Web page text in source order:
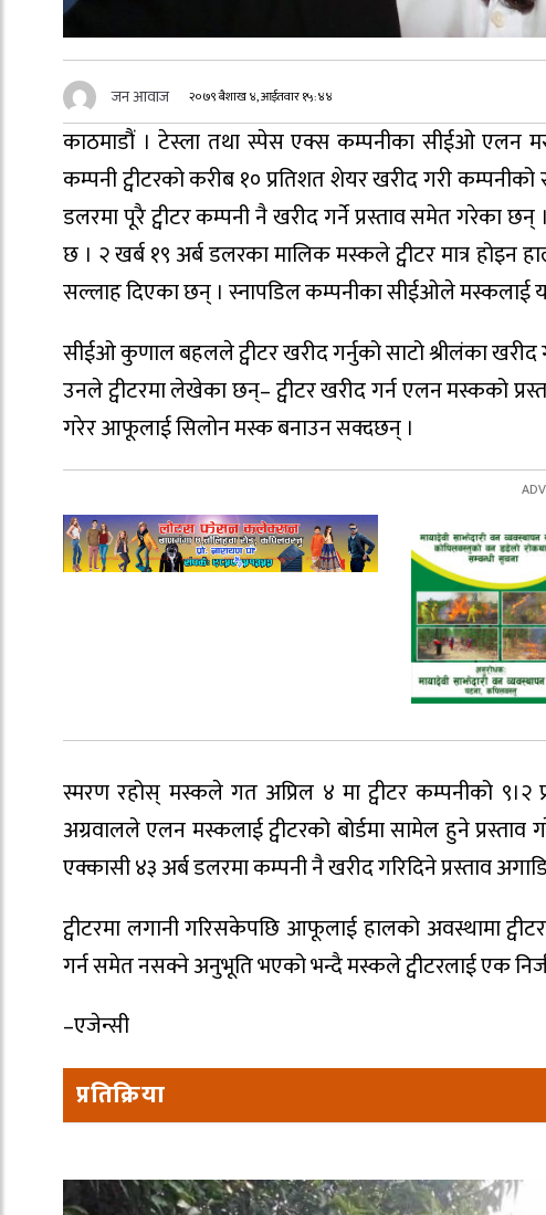
जन आवाज २०७९ बैशाख ४, आईतवार १५:४४
काठमाडौं । टेस्ला तथा स्पेस एक्स कम्पनीका सीईओ एलन
कम्पनी ट्वीटरको करीब १० प्रतिशत शेयर खरीद गरी
डलरमा पूरै ट्वीटर कम्पनी नै खरीद गर्ने प्रस्ताव समेत गरेका
छ । २ खर्ब १९ अर्ब डलरका मालिक मस्कले ट्वीटर मात्र
सल्लाह दिएका छन् । स्नापडिल कम्पनीका सीईओले मस्कलाई
सीईओ कुणाल बहलले ट्वीटर खरीद गर्नुको साटो श्रीलंका
उनले ट्वीटरमा लेखेका छन्– ट्वीटर खरीद गर्न एलन मस्कको
गरेर आफूलाई सिलोन मस्क बनाउन सक्दछन् ।
स्मरण रहोस् मस्कले गत अप्रिल ४ मा ट्वीटर कम्पनीको
अग्रवालले एलन मस्कलाई ट्वीटरको बोर्डमा सामेल हुने
एक्कासी ४३ अर्ब डलरमा कम्पनी नै खरीद गरिदिने प्रस्ताव
ट्वीटरमा लगानी गरिसकेपछि आफूलाई हालको अवस्थामा
गर्न समेत नसक्ने अनुभूति भएको भन्दै मस्कले ट्वीटरलाई एक
–एजेन्सी
प्रतिक्रिया